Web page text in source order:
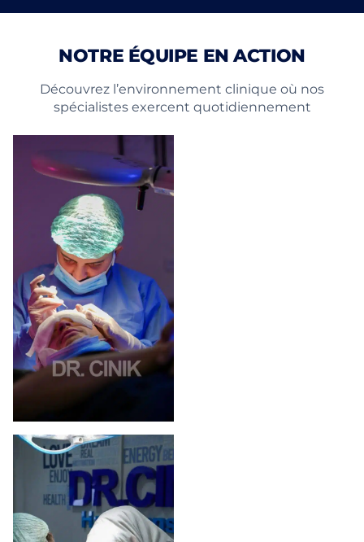
NOTRE ÉQUIPE EN ACTION
Découvrez l’environnement clinique où nos
spécialistes exercent quotidiennement